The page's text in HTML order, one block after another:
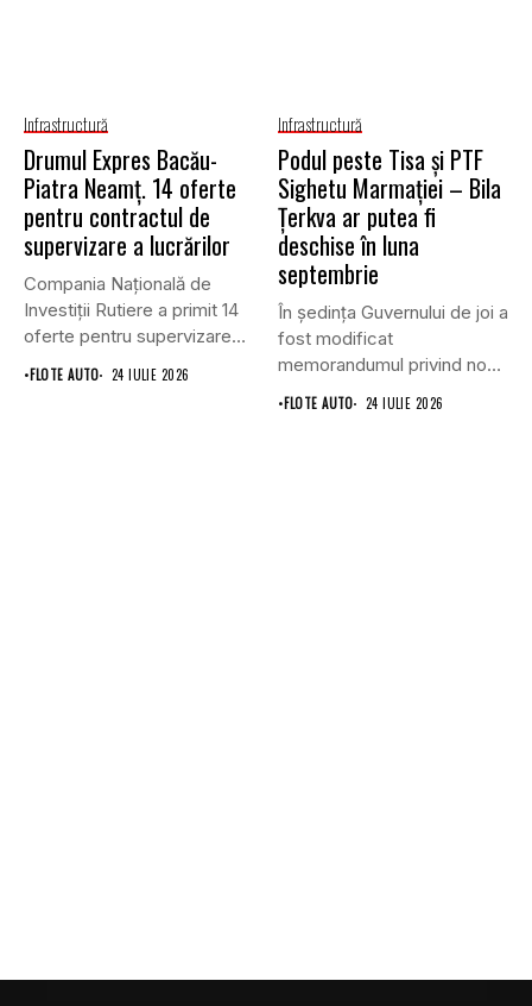
Infrastructură
Drumul Expres Bacău-
Piatra Neamț. 14 oferte
pentru contractul de
supervizare a lucrărilor
Compania Națională de
Investiții Rutiere a primit 14
oferte pentru supervizarea
lucrărilor...
•FLOTE AUTO 24 IULIE 2026
Infrastructură
Podul peste Tisa și PTF
Sighetu Marmației – Bila
Țerkva ar putea fi
deschise în luna
septembrie
În ședința Guvernului de joi a
fost modificat
memorandumul privind noul
punct...
•FLOTE AUTO 24 IULIE 2026